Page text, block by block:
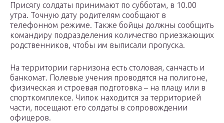
Присягу солдаты принимают по субботам, в 10.00
утра. Точную дату родителям сообщают в
телефонном режиме. Также бойцы должны сообщить
командиру подразделения количество приезжающих
родственников, чтобы им выписали пропуска.
На территории гарнизона есть столовая, санчасть и
банкомат. Полевые учения проводятся на полигоне,
физическая и строевая подготовка – на плацу или в
спорткомплексе. Чипок находится за территорией
части, посещают его солдаты в сопровождении
офицеров.